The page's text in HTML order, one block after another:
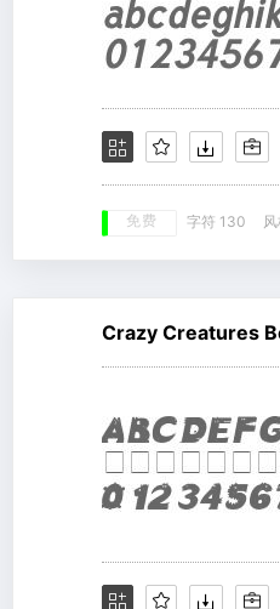
免费 字符 130
Crazy Creatures